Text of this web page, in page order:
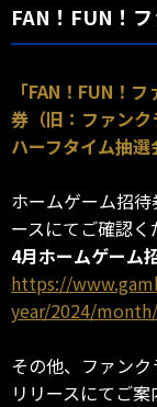
FAN！FUN！
「FAN！FUN！
券（旧：ファン
ハーフタイム抽選
ホームゲーム招
ースにてご確認く
4月ホームゲーム
https://
year/2024/
その他、ファン
リリースにてご